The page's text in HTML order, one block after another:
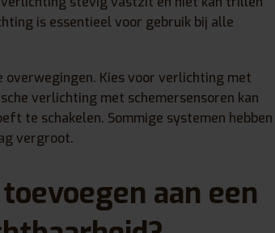
is essentieel voor gebruik bij alle
overwegingen. Kies voor verlichting met
verlichting met schemersensoren kan
te schakelen. Sommige systemen hebben
vergroot.
aan een